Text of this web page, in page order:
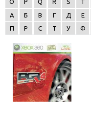
O
P Q R S T
А
Б В Г Д Е
П
Р С Т У Ф